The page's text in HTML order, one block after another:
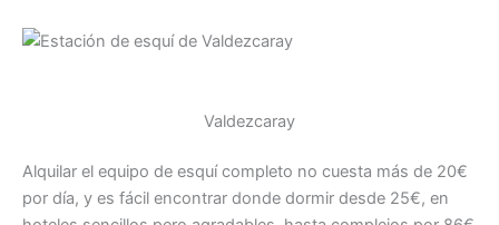
Valdezcaray
Alquilar el equipo de esquí completo no cuesta más de 20€
por día, y es fácil encontrar donde dormir desde 25€, en